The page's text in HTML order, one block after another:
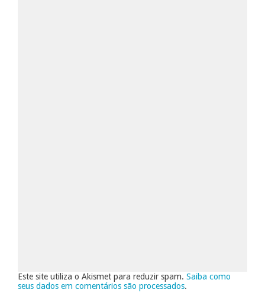
Este site utiliza o Akismet para reduzir spam. Saiba como
seus dados em comentários são processados.